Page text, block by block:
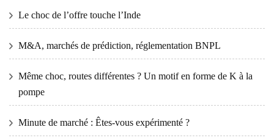
Le choc de l’offre touche l’Inde
M&A, marchés de prédiction, réglementation BNPL
Même choc, routes différentes ? Un motif en forme de K à la
pompe
Minute de marché : Êtes-vous expérimenté ?